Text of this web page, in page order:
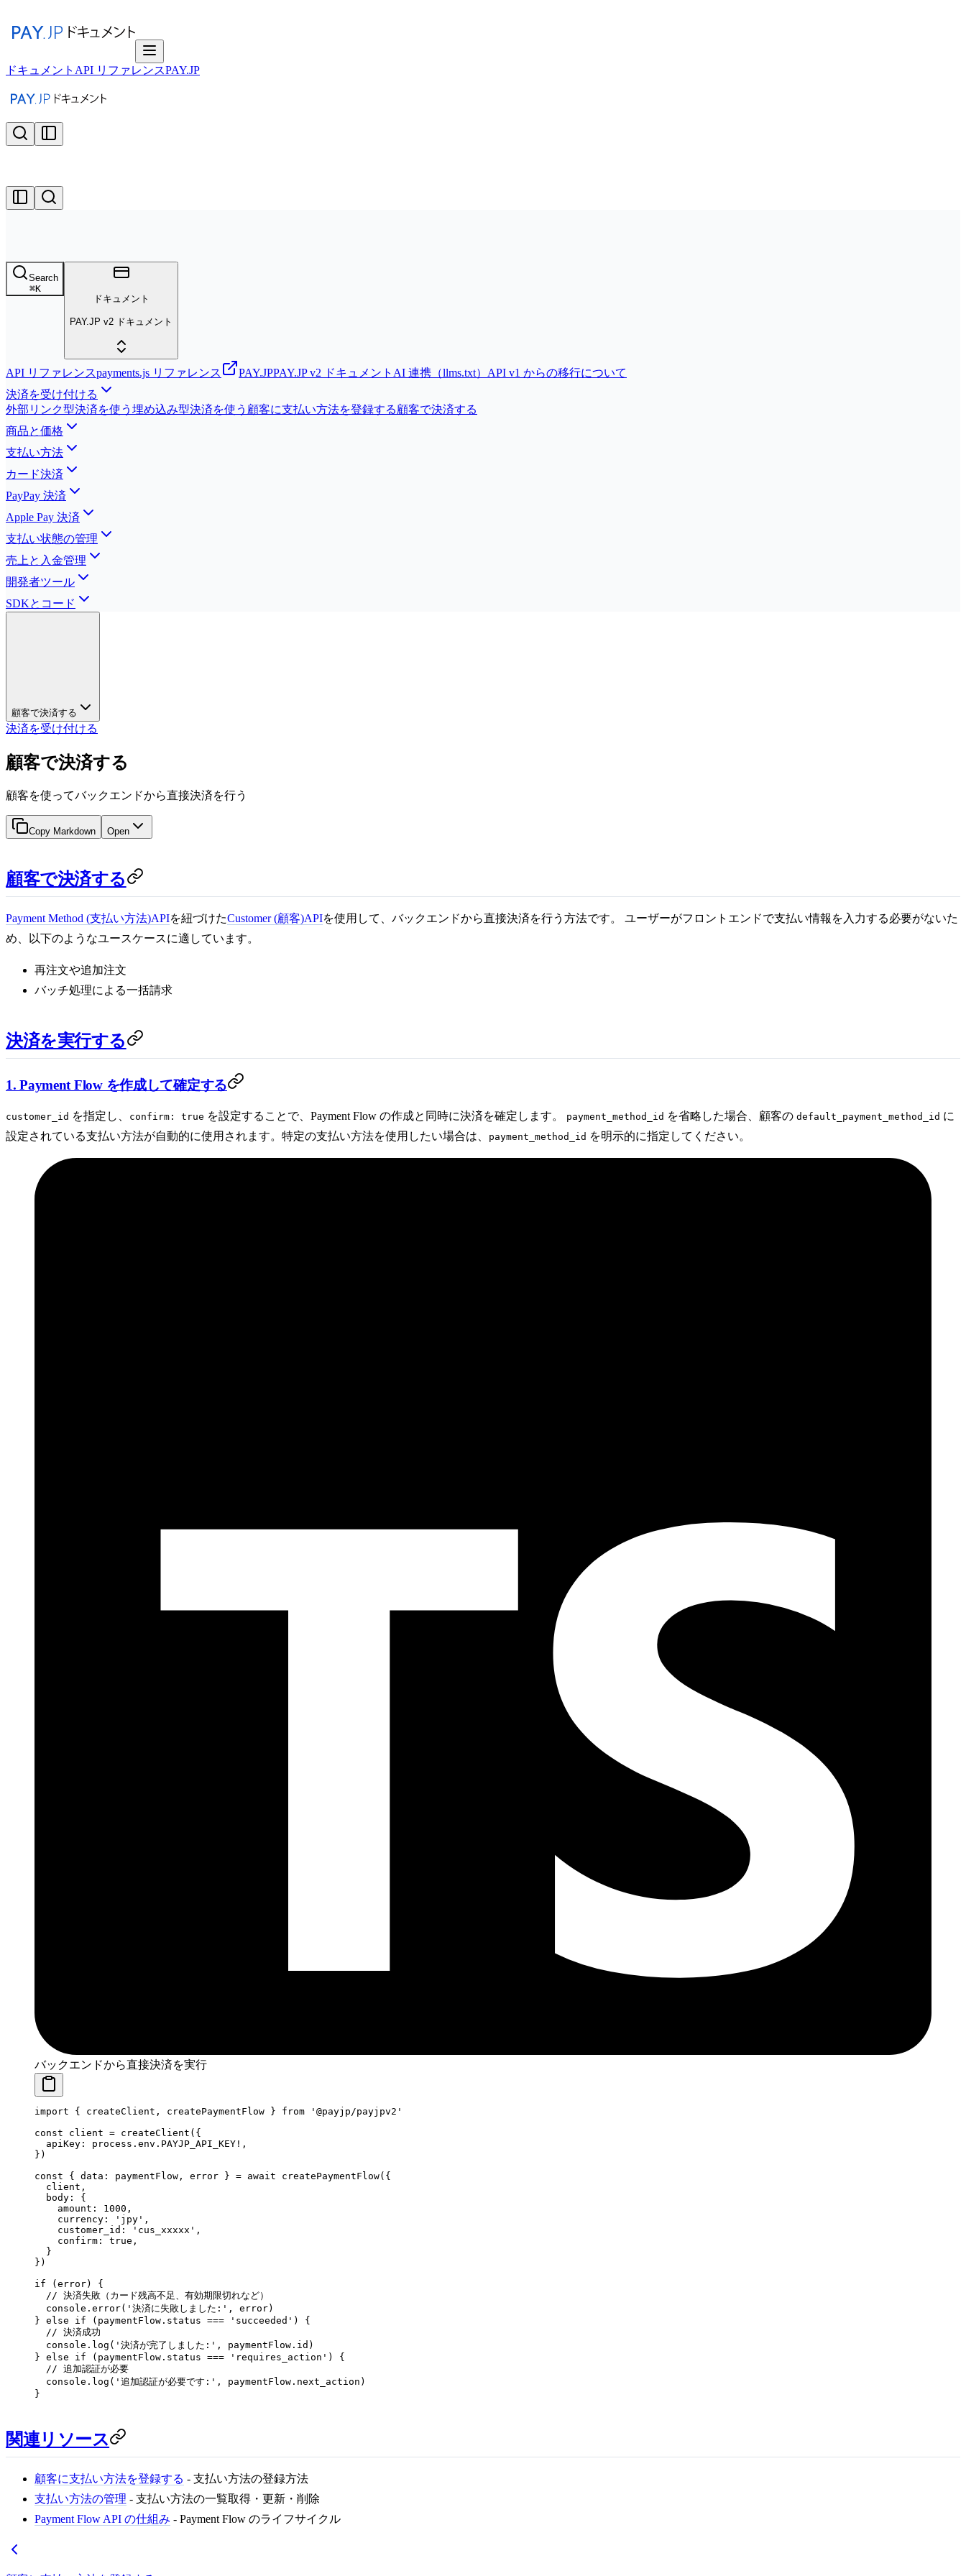
ドキュメント API リファレンスPAY.JP
Search
⌘K
ドキュメント
PAY.JP v2 ドキュメント
API リファレンスpayments.js リファレンス PAY.JPPAY.JP v2 ドキュメント AI 連携（llms.txt） API v1 からの移行について
決済を受け付ける
外部リンク型決済を使う 埋め込み型決済を使う 顧客に支払い方法を登録する顧客で決済する
商品と価格
支払い方法
カード決済
PayPay 決済
Apple Pay 決済
支払い状態の管理
売上と入金管理
開発者ツール
SDKとコード
顧客で決済する
決済を受け付ける
顧客で決済する
顧客を使ってバックエンドから直接決済を行う
Copy Markdown Open
顧客で決済する
Payment Method (支払い方法)APIを紐づけたCustomer (顧客)APIを使用して、バックエンドから直接決済を行う方法です。 ユーザーがフロントエンドで支払い情報を入力する必要がないた
め、以下のようなユースケースに適しています。
再注文や追加注文
バッチ処理による一括請求
決済を実行する
1. Payment Flow を作成して確定する
customer_id を指定し、 confirm: true を設定することで、Payment Flow の作成と同時に決済を確定します。 payment_method_id を省略した場合、顧客の default_payment_method_id に
設定されている支払い方法が自動的に使用されます。特定の支払い方法を使用したい場合は、
payment_method_id を明示的に指定してください。
バックエンドから直接決済を実行
import { createClient, createPaymentFlow } from '@payjp/payjpv2'
const client = createClient ({
  apiKey: process.env.
PAYJP_API_KEY ! ,
})
const { data : paymentFlow , error } = await createPaymentFlow({
  client,
  body: {
    amount:
1000 ,
    currency:
'jpy' ,
    customer_id:
'cus_xxxxx' ,
    confirm:
true ,
  }
})
if (error) {
  // 決済失敗（カード残高不足、有効期限切れなど）
  console.
error( '決済に失敗しました:' , error)
} else if (paymentFlow.status === 'succeeded' ) {
  // 決済成功
  console.
log ( '決済が完了しました:' , paymentFlow.id)
} else if (paymentFlow.status === 'requires_action' ) {
  // 追加認証が必要
  console.
log ( '追加認証が必要です:' , paymentFlow.next_action)
}
関連リソース
顧客に支払い方法を登録する - 支払い方法の登録方法
支払い方法の管理 - 支払い方法の一覧取得・更新・削除
Payment Flow API の仕組み - Payment Flow のライフサイクル